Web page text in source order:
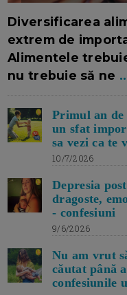
Diversificarea
extrem de
Alimentele
nu trebuie să ne
Primul an de
un sfat
sa vezi ca te
10/7/2026
Depresia
dragoste,
- confesiuni
9/6/2026
Nu am vrut
căutat până
confesiunile